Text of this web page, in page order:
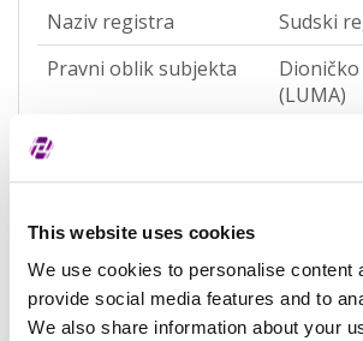
This website uses cookies
We use cookies to personalise content
provide social media features and to
We also share information about your
Naziv registra
Sudski
Pravni oblik subjekta
(LUMA)
Pravna nadležnost
Status subjekta
Vrsta subjekta
Vezani subjekt
-
LEI vezanog subjekta
-